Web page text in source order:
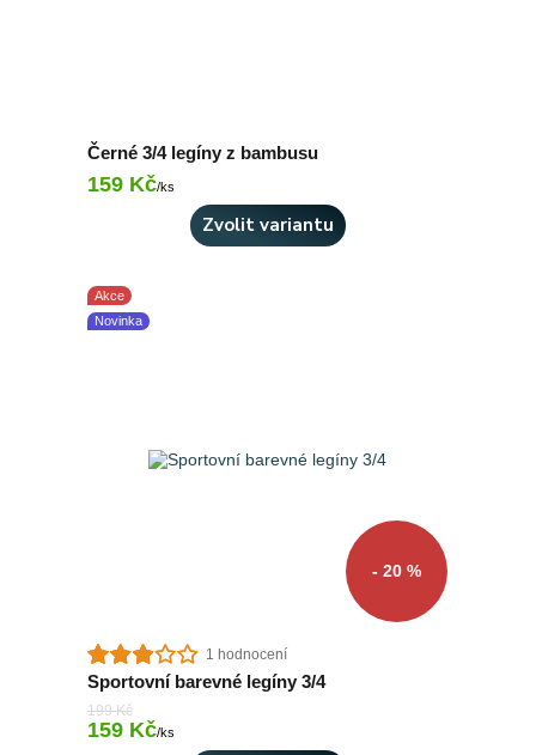
Černé 3/4 legíny z bambusu
159 Kč/ks
Zvolit variantu
Akce
Novinka
- 20 %
1 hodnocení
Sportovní barevné legíny 3/4
199 Kč
159 Kč/ks